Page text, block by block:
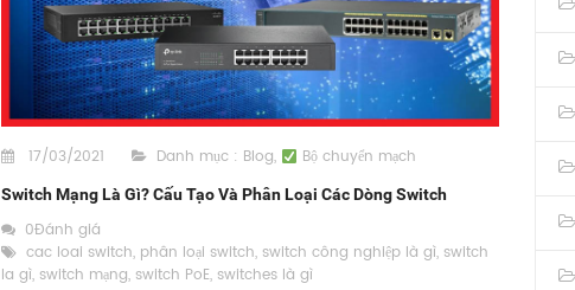
17/03/2021 Danh mục : Blog, Bộ chuyển mạch
Switch Mạng Là Gì? Cấu Tạo Và Phân Loại Các Dòng Switch
0Đánh giá
cac loai switch, phân loại switch, switch công nghiệp là gì, switch
la gì, switch mạng, switch PoE, switches là gì